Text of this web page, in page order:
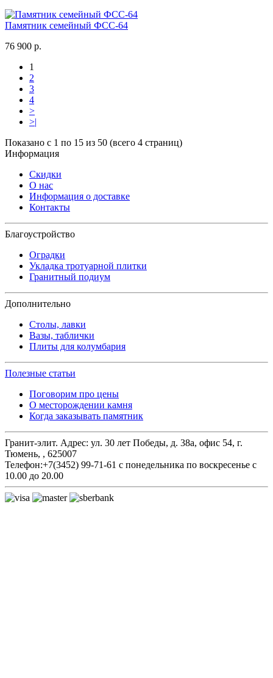
Памятник семейный ФСС-64
76 900 р.
1
2
3
4
>
>|
Показано с 1 по 15 из 50 (всего 4 страниц)
Информация
Скидки
О нас
Информация о доставке
Контакты
Благоустройство
Оградки
Укладка тротуарной плитки
Гранитный подиум
Дополнительно
Столы, лавки
Вазы, таблички
Плиты для колумбария
Полезные статьи
Поговорим про цены
О месторождении камня
Когда заказывать памятник
Гранит-элит. Адрес: ул. 30 лет Победы, д. 38а, офис 54, г.
Тюмень, , 625007
Телефон:+7(3452) 99-71-61 с понедельника по воскресенье с
10.00 до 20.00